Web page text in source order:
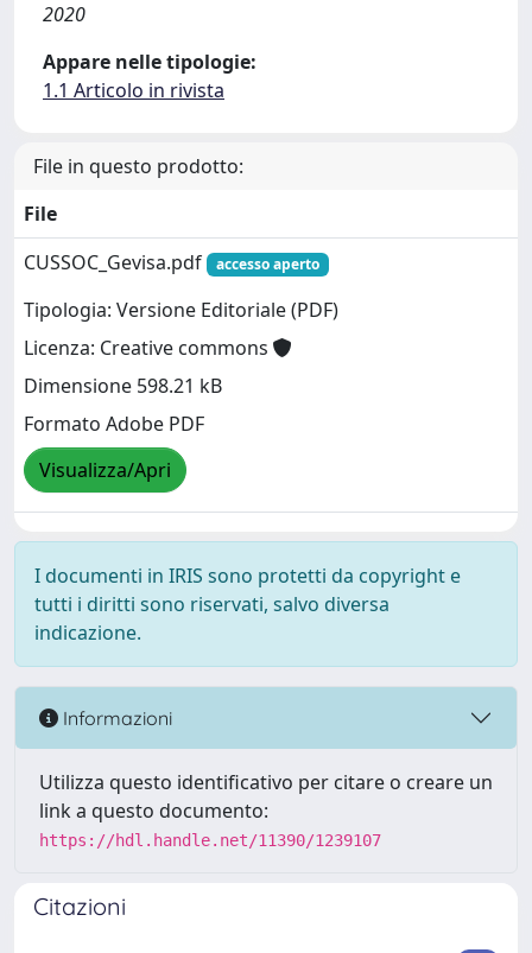
2020
Appare nelle tipologie:
1.1 Articolo in rivista
File in questo prodotto:
File
CUSSOC_Gevisa.pdf
accesso aperto
Tipologia: Versione Editoriale (PDF)
Licenza: Creative commons
Dimensione 598.21 kB
Formato Adobe PDF
Visualizza/Apri
I documenti in IRIS sono protetti da copyright e
tutti i diritti sono riservati, salvo diversa
indicazione.
Informazioni
Utilizza questo identificativo per citare o creare un
link a questo documento:
https://hdl.handle.net/11390/1239107
Citazioni